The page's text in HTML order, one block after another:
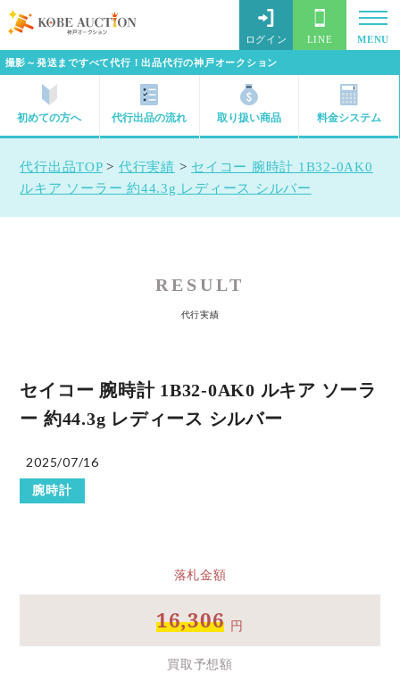
撮影～発送まですべて代行！出品代行の神戸オークション
ログイン LINE MENU
初めての方へ 代行出品の流れ 取り扱い商品 料金システム
代行出品TOP> 代行実績 > セイコー 腕時計 1B32-0AK0
ルキア ソーラー 約44.3g レディース シルバー
RESULT
代行実績
セイコー 腕時計 1B32-0AK0 ルキア ソーラ
ー 約44.3g レディース シルバー
2025/07/16
腕時計
落札金額
16,306 円
買取予想額